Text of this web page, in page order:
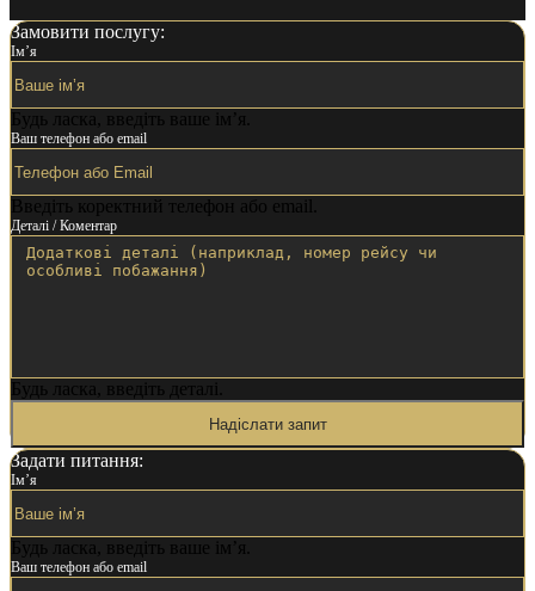
Замовити послугу:
Ім’я
Будь ласка, введіть ваше ім’я.
Ваш телефон або email
Введіть коректний телефон або email.
Деталі / Коментар
Будь ласка, введіть деталі.
Надіслати запит
Задати питання:
Ім’я
Будь ласка, введіть ваше ім’я.
Ваш телефон або email